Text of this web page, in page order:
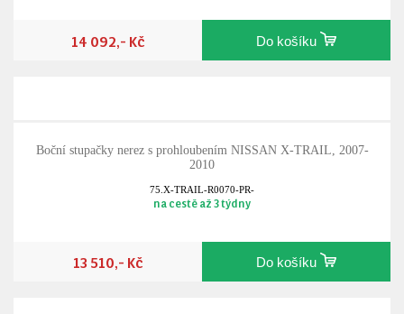
14 092,- Kč Do košíku
Boční stupačky nerez s prohloubením NISSAN X-TRAIL, 2007-
2010
75.X-TRAIL-R0070-PR-
na cestě až 3 týdny
13 510,- Kč Do košíku